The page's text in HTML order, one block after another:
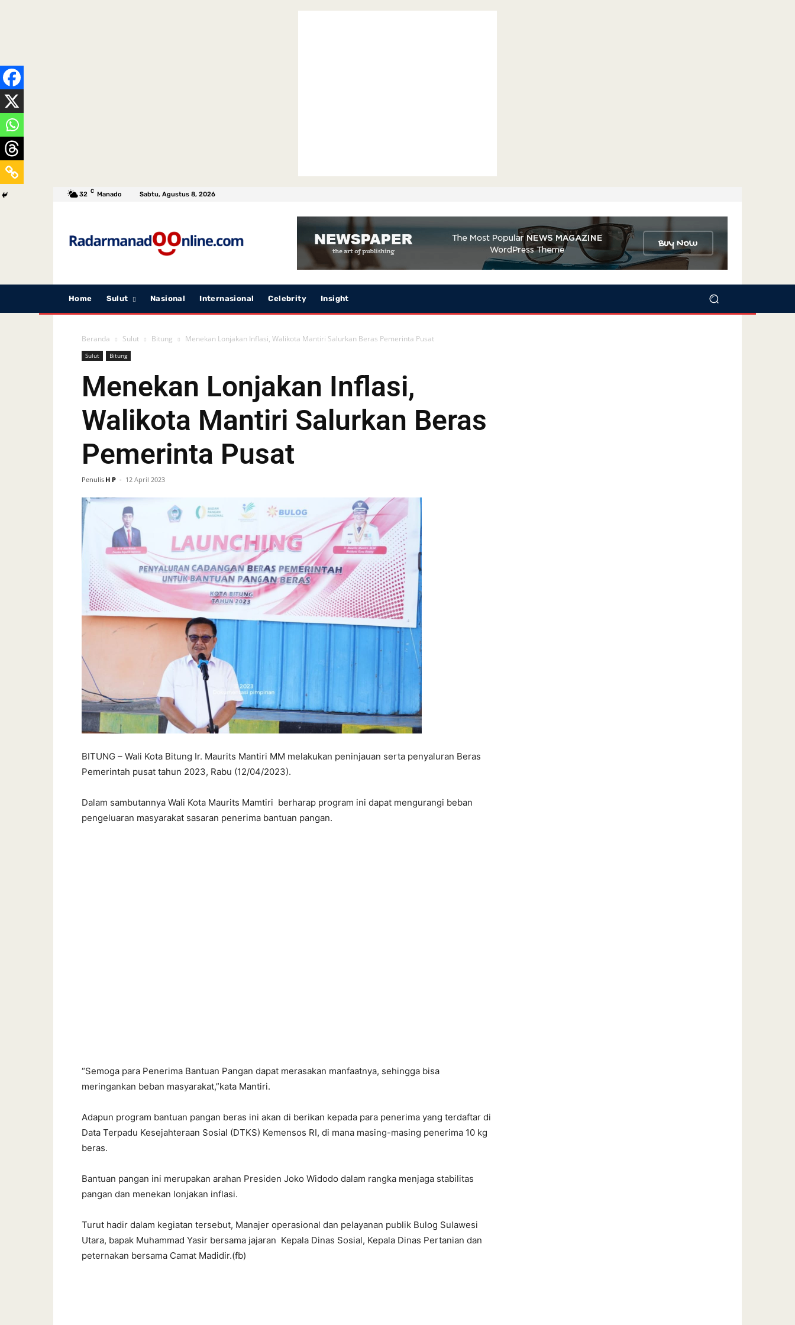
32 C Manado Sabtu, Agustus 8, 2026
Home Sulut Nasional Internasional Celebrity Insight
Beranda Sulut Bitung Menekan Lonjakan Inflasi, Walikota Mantiri Salurkan Beras Pemerinta Pusat
Sulut Bitung
Menekan Lonjakan Inflasi,
Walikota Mantiri Salurkan Beras
Pemerinta Pusat
Penulis H P - 12 April 2023
BITUNG – Wali Kota Bitung Ir. Maurits Mantiri MM melakukan peninjauan serta penyaluran Beras
Pemerintah pusat tahun 2023, Rabu (12/04/2023).
Dalam sambutannya Wali Kota Maurits Mamtiri berharap program ini dapat mengurangi beban
pengeluaran masyarakat sasaran penerima bantuan pangan.
“Semoga para Penerima Bantuan Pangan dapat merasakan manfaatnya, sehingga bisa
meringankan beban masyarakat,”kata Mantiri.
Adapun program bantuan pangan beras ini akan di berikan kepada para penerima yang terdaftar di
Data Terpadu Kesejahteraan Sosial (DTKS) Kemensos RI, di mana masing-masing penerima 10 kg
beras.
Bantuan pangan ini merupakan arahan Presiden Joko Widodo dalam rangka menjaga stabilitas
pangan dan menekan lonjakan inflasi.
Turut hadir dalam kegiatan tersebut, Manajer operasional dan pelayanan publik Bulog Sulawesi
Utara, bapak Muhammad Yasir bersama jajaran Kepala Dinas Sosial, Kepala Dinas Pertanian dan
peternakan bersama Camat Madidir.(fb)